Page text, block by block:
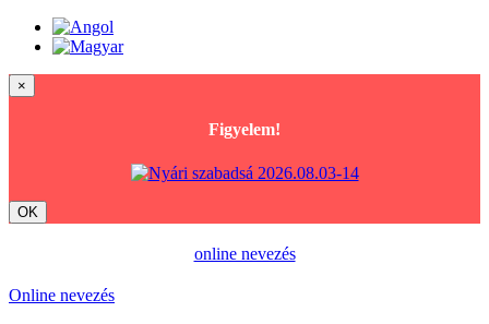
×
Figyelem!
OK
online nevezés
Online nevezés